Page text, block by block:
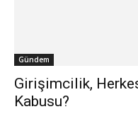
Gündem
Girişimcilik,
Kabusu?